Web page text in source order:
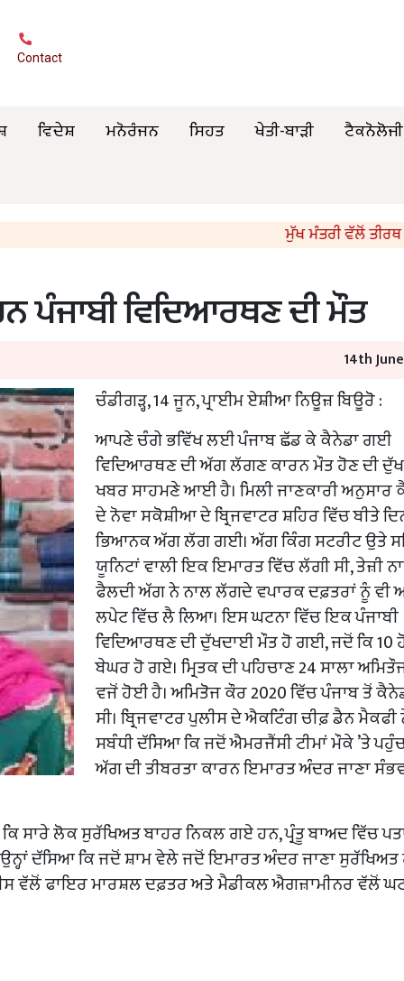
Contact
ਵਿਦੇਸ਼ ਮਨੋਰੰਜਨ ਸਿਹਤ ਖੇਤੀ-ਬਾੜੀ ਟੈਕਨੋਲੋਜੀ
ਮੁੱਖ ਮੰਤਰੀ ਵੱਲੋਂ ਤੀਰਥ
ਪੰਜਾਬੀ ਵਿਦਿਆਰਥਣ ਦੀ ਮੌਤ
14th
ਚੰਡੀਗੜ੍ਹ, 14 ਜੂਨ, ਪ੍ਰਾਈਮ ਏਸ਼ੀਆ ਨਿਊਜ਼ ਬਿਊਰੋ :
ਆਪਣੇ ਚੰਗੇ ਭਵਿੱਖ ਲਈ ਪੰਜਾਬ ਛੱਡ ਕੇ ਕੈਨੇਡਾ ਗਈ
ਵਿਦਿਆਰਥਣ ਦੀ ਅੱਗ ਲੱਗਣ ਕਾਰਨ ਮੌਤ ਹੋਣ ਦੀ
ਖਬਰ ਸਾਹਮਣੇ ਆਈ ਹੈ। ਮਿਲੀ ਜਾਣਕਾਰੀ ਅਨੁਸਾਰ
ਦੇ ਨੋਵਾ ਸਕੋਸ਼ੀਆ ਦੇ ਬ੍ਰਿਜਵਾਟਰ ਸ਼ਹਿਰ ਵਿੱਚ ਬੀਤੇ
ਭਿਆਨਕ ਅੱਗ ਲੱਗ ਗਈ। ਅੱਗ ਕਿੰਗ ਸਟਰੀਟ ਉਤੇ
ਯੂਨਿਟਾਂ ਵਾਲੀ ਇਕ ਇਮਾਰਤ ਵਿੱਚ ਲੱਗੀ ਸੀ, ਤੇਜ਼ੀ
ਫੈਲਦੀ ਅੱਗ ਨੇ ਨਾਲ ਲੱਗਦੇ ਵਪਾਰਕ ਦਫ਼ਤਰਾਂ ਨੂੰ ਵੀ
ਲਪੇਟ ਵਿੱਚ ਲੈ ਲਿਆ। ਇਸ ਘਟਨਾ ਵਿੱਚ ਇਕ ਪੰਜਾਬੀ
ਵਿਦਿਆਰਥਣ ਦੀ ਦੁੱਖਦਾਈ ਮੌਤ ਹੋ ਗਈ, ਜਦੋਂ ਕਿ 10
ਬੇਘਰ ਹੋ ਗਏ। ਮ੍ਰਿਤਕ ਦੀ ਪਹਿਚਾਣ 24 ਸਾਲਾ
ਵਜੋਂ ਹੋਈ ਹੈ। ਅਮਿਤੋਜ ਕੌਰ 2020 ਵਿੱਚ ਪੰਜਾਬ ਤੋਂ
ਸੀ। ਬ੍ਰਿਜਵਾਟਰ ਪੁਲੀਸ ਦੇ ਐਕਟਿੰਗ ਚੀਫ਼ ਡੈਨ
ਸਬੰਧੀ ਦੱਸਿਆ ਕਿ ਜਦੋਂ ਐਮਰਜੈਂਸੀ ਟੀਮਾਂ ਮੌਕੇ ’ਤੇ
ਅੱਗ ਦੀ ਤੀਬਰਤਾ ਕਾਰਨ ਇਮਾਰਤ ਅੰਦਰ ਜਾਣਾ
ਸਾਰੇ ਲੋਕ ਸੁਰੱਖਿਅਤ ਬਾਹਰ ਨਿਕਲ ਗਏ ਹਨ, ਪ੍ਰੰਤੂ ਬਾਅਦ ਵਿੱਚ
ਦੱਸਿਆ ਕਿ ਜਦੋਂ ਸ਼ਾਮ ਵੇਲੇ ਜਦੋਂ ਇਮਾਰਤ ਅੰਦਰ ਜਾਣਾ
ਵੱਲੋਂ ਫਾਇਰ ਮਾਰਸ਼ਲ ਦਫ਼ਤਰ ਅਤੇ ਮੈਡੀਕਲ ਐਗਜ਼ਾਮੀਨਰ ਵੱਲੋਂ